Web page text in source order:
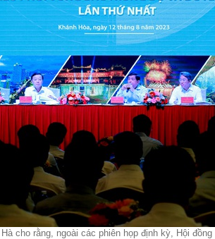
cho rằng, ngoài các phiên họp định kỳ, Hội